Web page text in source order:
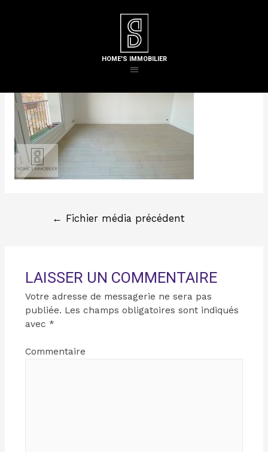
HOME'S IMMOBILIER
/ Par
← Fichier média précédent
LAISSER UN COMMENTAIRE
Votre adresse de messagerie ne sera pas
publiée. Les champs obligatoires sont indiqués
avec *
Commentaire